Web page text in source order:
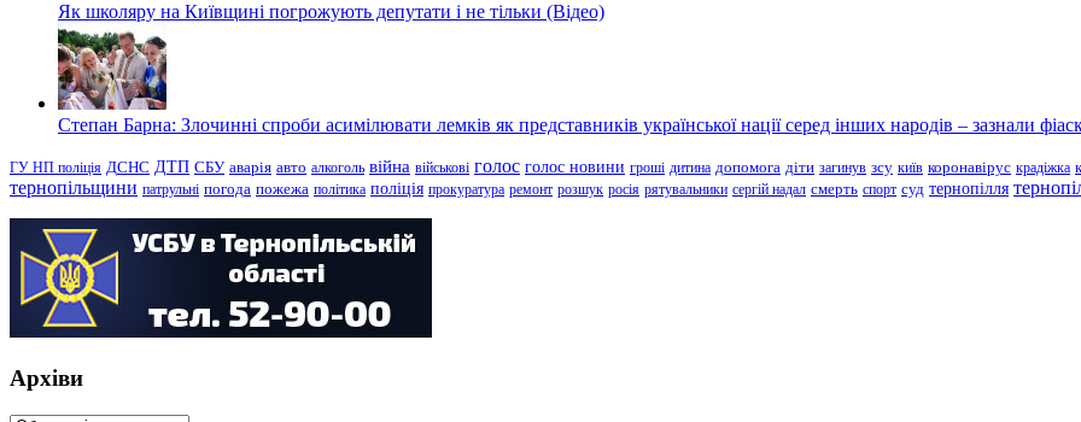
Як школяру на Київщині погрожують депутати і не тільки (Відео)
Степан Барна: Злочинні спроби асимілювати лемків як представників української нації серед інших народів – зазнали
ГУ НП поліція ДСНС ДТП СБУ аварія авто алкоголь війна військові голос голос новини гроші дитина допомога діти загинув зсу київ коронавірус крадіжка
тернопільщини патрульні погода пожежа політика поліція прокуратура ремонт розшук росія рятувальники сергій надал смерть спорт суд тернопілля
Архіви